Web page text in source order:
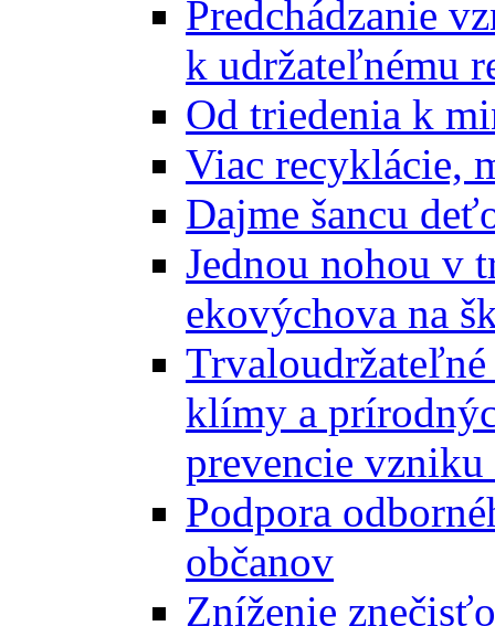
Predchádzanie
k udržateľnému
Od triedenia k
Viac recyklácie,
Dajme šancu
Jednou nohou v
ekovýchova na
klímy a
prevencie vzniku
Podpora
občanov
Zníženie